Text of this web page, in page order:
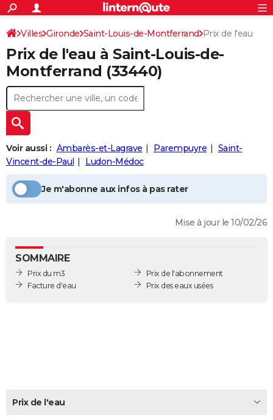
ACTUALITÉS
Politique
Société
Faits Divers
Education
Monde
Villes
+
SPORT
Coupe du monde 2026
Football
Tennis
Cyclisme
Rugby
Forum
Programme TV
TNT
Streaming
Cinéma
Sorties cinéma
Musique
+
FINANCE
Retraite
Impôts
Epargne
Immobilier
Risques naturels par ville
Banque
Assurance
Crédit
AUTO
Essais
Réserver un essai
Citadines
Berlines
SUV
Forum auto
+
HIGH-TECH
Mobiles
Meilleur smartphone
Internet
Ordinateurs
Jeux vidéo
Guide high-tech
+
BRICOLAGE
Forum
Aménagement intérieur
Extérieur
Cuisine
Salle de bains
Jardinage
Rangement
WEEK-END
Alimentation
Guide de la santé
Maladies
Médicaments
Sommeil
VOYAGE
Destinations
City break
Voyage nature
Voyage de noces
Forum
Climat
PHOTO
Dictionnaire
Biographies
Citations
Expressions
Proverbes
Rechercher
S'inscrire
Connexion
Villes Gironde Saint-Louis-de-Montferrand Prix de l'eau
Prix de l'eau à Saint-Louis-de-
Montferrand (33440)
Voir aussi : Ambarès-et-Lagrave Parempuyre
Saint-
Vincent-de-Paul
Ludon-Médoc
Je m'abonne aux infos à pas rater
Mise à jour le 10/02/26
SOMMAIRE
Prix du m3
Facture d'eau
Prix de l'abonnement
Prix des eaux usées
Prix de l'eau